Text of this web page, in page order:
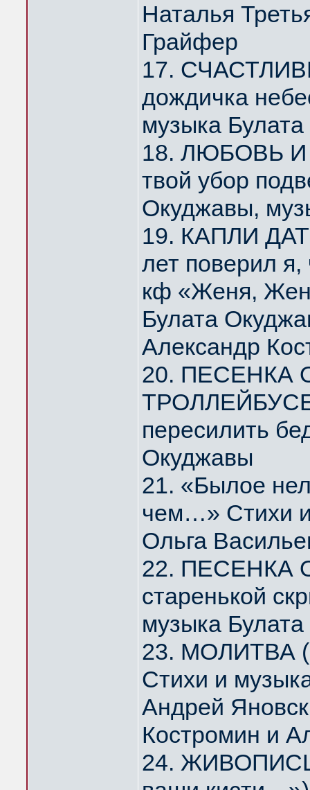
Наталья
Грайфер
17.
дождичка
музыка
18. ЛЮБОВЬ И
твой убор
Окуджавы,
19. КАПЛИ
лет поверил
кф «Женя,
Булата
Александр
20.
ТРОЛЛЕЙБУСЕ
пересилить
Окуджавы
21. «Былое
чем…» Стихи
Ольга
22. ПЕСЕНКА
старенькой
музыка
23. МОЛИТВА
Стихи и
Андрей
Костромин и
24.